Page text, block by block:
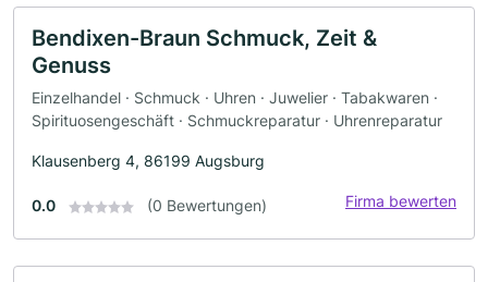
Bendixen-Braun Schmuck, Zeit &
Genuss
Einzelhandel · Schmuck · Uhren · Juwelier · Tabakwaren ·
Spirituosengeschäft · Schmuckreparatur · Uhrenreparatur
Klausenberg 4, 86199 Augsburg
0.0 (0 Bewertungen) Firma bewerten